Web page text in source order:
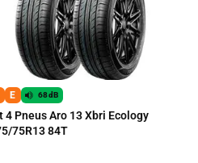
E 68dB
4 Pneus Aro 13 Xbri Ecology
75R13 84T